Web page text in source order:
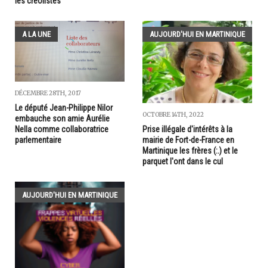
A LA UNE
DÉCEMBRE 28TH, 2017
Le député Jean-Philippe Nilor
embauche son amie Aurélie
Nella comme collaboratrice
parlementaire
AUJOURD'HUI EN MARTINIQUE
OCTOBRE 14TH, 2022
Prise illégale d'intérêts à la
mairie de Fort-de-France en
Martinique les frères (:.) et le
parquet l'ont dans le cul
AUJOURD'HUI EN MARTINIQUE